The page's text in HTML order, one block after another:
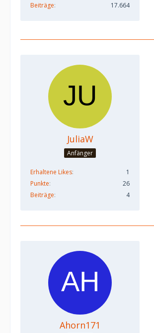
Beiträge
17.664
JuliaW
Anfänger
Erhaltene Likes
1
Punkte
26
Beiträge
4
Ahorn171